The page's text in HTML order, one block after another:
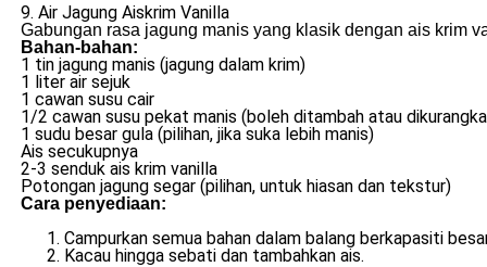
9. Air Jagung Aiskrim Vanilla
Gabungan rasa jagung manis yang klasik dengan ais krim
Bahan-bahan:
1 tin jagung manis (jagung dalam krim)
1 liter air sejuk
1 cawan susu cair
1/2 cawan susu pekat manis (boleh ditambah atau
1 sudu besar gula (pilihan, jika suka lebih manis)
Ais secukupnya
2-3 senduk ais krim vanilla
Potongan jagung segar (pilihan, untuk hiasan dan tekstur)
Cara penyediaan:
Campurkan semua bahan dalam balang berkapasiti
Kacau hingga sebati dan tambahkan ais.